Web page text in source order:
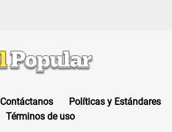
Contáctanos
Políticas y Estándares
Términos de uso